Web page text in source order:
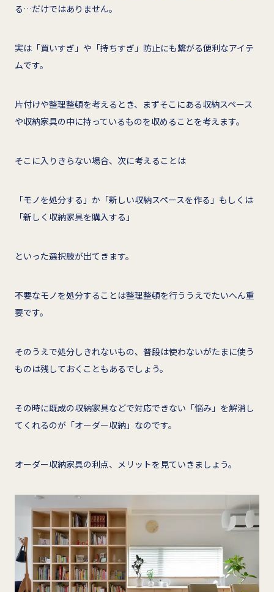
る…だけではありません。
実は「買いすぎ」や「持ちすぎ」防止にも繋がる便利なアイテ
ムです。
片付けや整理整頓を考えるとき、まずそこにある収納スペース
や収納家具の中に持っているものを収めることを考えます。
そこに入りきらない場合、次に考えることは
「モノを処分する」か「新しい収納スペースを作る」もしくは
「新しく収納家具を購入する」
といった選択肢が出てきます。
不要なモノを処分することは整理整頓を行ううえでたいへん重
要です。
そのうえで処分しきれないもの、普段は使わないがたまに使う
ものは残しておくこともあるでしょう。
その時に既成の収納家具などで対応できない「悩み」を解消し
てくれるのが「オーダー収納」なのです。
オーダー収納家具の利点、メリットを見ていきましょう。